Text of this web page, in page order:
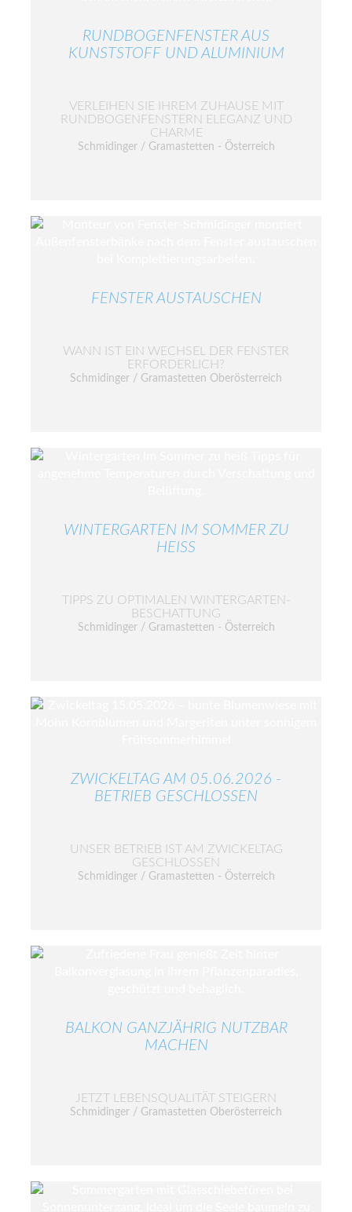
RUNDBOGENFENSTER AUS
KUNSTSTOFF UND ALUMINIUM
VERLEIHEN SIE IHREM ZUHAUSE MIT
RUNDBOGENFENSTERN ELEGANZ UND
CHARME
Schmidinger / Gramastetten - Österreich
FENSTER AUSTAUSCHEN
WANN IST EIN WECHSEL DER FENSTER
ERFORDERLICH?
Schmidinger / Gramastetten Oberösterreich
WINTERGARTEN IM SOMMER ZU
HEISS
TIPPS ZU OPTIMALEN WINTERGARTEN-
BESCHATTUNG
Schmidinger / Gramastetten - Österreich
ZWICKELTAG AM 05.06.2026 -
BETRIEB GESCHLOSSEN
UNSER BETRIEB IST AM ZWICKELTAG
GESCHLOSSEN
Schmidinger / Gramastetten - Österreich
BALKON GANZJÄHRIG NUTZBAR
MACHEN
JETZT LEBENSQUALITÄT STEIGERN
Schmidinger / Gramastetten Oberösterreich